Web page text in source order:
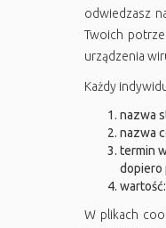
odwiedzasz
Twoich
urządzenia
Każdy
nazwa
nazwa
termin
dopiero
W plikach